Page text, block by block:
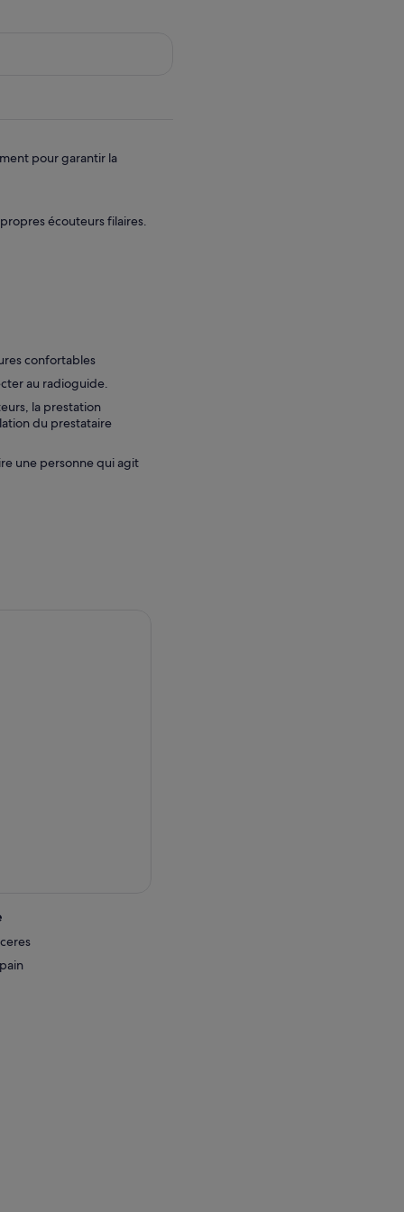
pour garantir la
écouteurs filaires.
confortables
au radioguide.
la prestation
du prestataire
une personne qui agit